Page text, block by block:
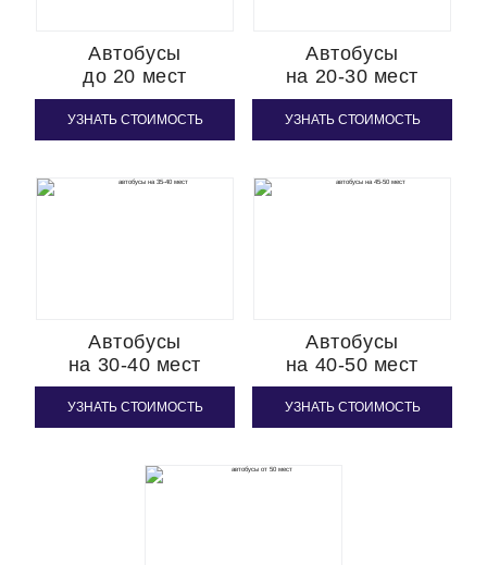
Автобусы
до 20 мест
УЗНАТЬ СТОИМОСТЬ
Автобусы
на 20-30 мест
УЗНАТЬ СТОИМОСТЬ
Автобусы
на 30-40 мест
УЗНАТЬ СТОИМОСТЬ
Автобусы
на 40-50 мест
УЗНАТЬ СТОИМОСТЬ